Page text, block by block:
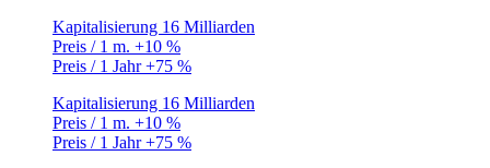
Kapitalisierung 16 Milliarden
Preis / 1 m. +10 %
Preis / 1 Jahr+75 %
Kapitalisierung 16 Milliarden
Preis / 1 m. +10 %
Preis / 1 Jahr+75 %